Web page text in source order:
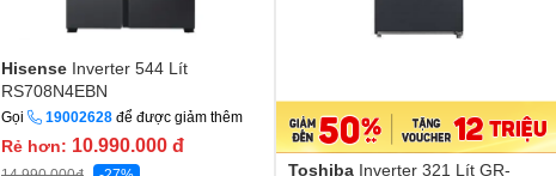
Hisense Inverter 544 Lít
RS708N4EBN
Gọi 19002628 để được giảm thêm
Rẻ hơn: 10.990.000 đ
Toshiba Inverter 321 Lít GR-